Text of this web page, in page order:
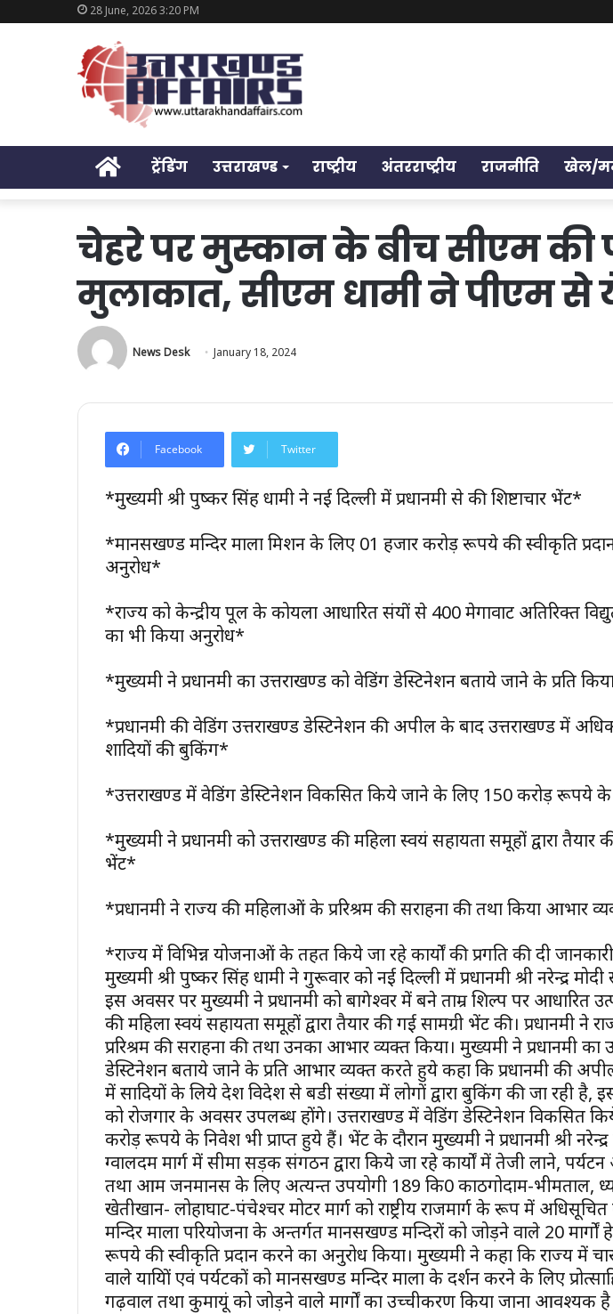
28 June, 2026 3:20 PM
Homeट्रेंडिंग उत्तराखण्ड राष्ट्रीय अंतरराष्ट्रीय राजनीति खेल/
चेहरे पर मुस्कान के बीच सीएम की
मुलाकात, सीएम धामी ने पीएम से
News Desk January 18, 2024
Facebook Twitter
*मुख्यमंत्री श्री पुष्कर सिंह धामी ने नई दिल्ली में प्रधानमंत्री से की शिष्टाचार भेंट*
*मानसखण्ड मन्दिर माला मिशन के लिए 01 हजार करोड़ रूपये की स्वीकृति
अनुरोध*
*राज्य को केन्द्रीय पूल के कोयला आधारित संयंत्रों से 400 मेगावाट अतिरिक्त
का भी किया अनुरोध*
*मुख्यमंत्री ने प्रधानमंत्री का उत्तराखण्ड को वेडिंग डेस्टिनेशन बताये जाने के प्रति
*प्रधानमंत्री की वेडिंग उत्तराखण्ड डेस्टिनेशन की अपील के बाद उत्तराखण्ड में
शादियों की बुकिंग*
*उत्तराखण्ड में वेडिंग डेस्टिनेशन विकसित किये जाने के लिए 150 करोड़ रूपये के
*मुख्यमंत्री ने प्रधानमंत्री को उत्तराखण्ड की महिला स्वयं सहायता समूहों द्वारा तैयार
भेंट*
*प्रधानमंत्री ने राज्य की महिलाओं के प्ररिश्रम की सराहना की तथा किया आभार
*राज्य में विभिन्न योजनाओं के तहत किये जा रहे कार्यों की प्रगति की दी
मुख्यमंत्री श्री पुष्कर सिंह धामी ने गुरूवार को नई दिल्ली में प्रधानमंत्री श्री नरेन्द्र
इस अवसर पर मुख्यमंत्री ने प्रधानमंत्री को बागेश्वर में बने ताम्र शिल्प पर आधारित
की महिला स्वयं सहायता समूहों द्वारा तैयार की गई सामग्री भेंट की। प्रधानमंत्री
प्ररिश्रम की सराहना की तथा उनका आभार व्यक्त किया। मुख्यमंत्री ने प्रधानमंत्री
डेस्टिनेशन बताये जाने के प्रति आभार व्यक्त करते हुये कहा कि प्रधानमंत्री की
में सादियों के लिये देश विदेश से बडी संख्या में लोगों द्वारा बुकिंग की जा रही है,
को रोजगार के अवसर उपलब्ध होंगे। उत्तराखण्ड में वेडिंग डेस्टिनेशन विकसित
करोड़ रूपये के निवेश भी प्राप्त हुये हैं। भेंट के दौरान मुख्यमंत्री ने प्रधानमंत्री श्री
ग्वालदम मार्ग में सीमा सड़क संगठन द्वारा किये जा रहे कार्यों में तेजी लाने,
तथा आम जनमानस के लिए अत्यन्त उपयोगी 189 कि0 काठगोदाम-भीमताल,
खेतीखान- लोहाघाट-पंचेश्चर मोटर मार्ग को राष्ट्रीय राजमार्ग के रूप में
मन्दिर माला परियोजना के अन्तर्गत मानसखण्ड मन्दिरों को जोड़ने वाले 20
रूपये की स्वीकृति प्रदान करने का अनुरोध किया। मुख्यमंत्री ने कहा कि राज्य में
वाले यात्रियों एवं पर्यटकों को मानसखण्ड मन्दिर माला के दर्शन करने के लिए
गढ़वाल तथा कुमायूं को जोड़ने वाले मार्गों का उच्चीकरण किया जाना आवश्यक